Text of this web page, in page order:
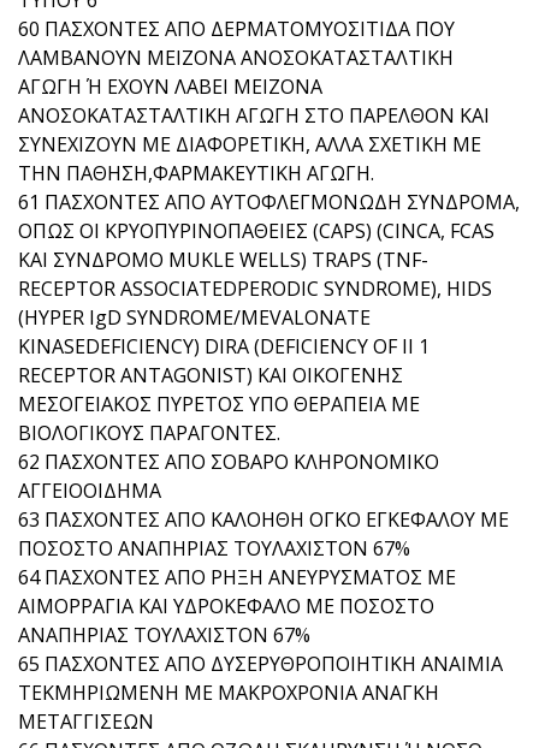
60 ΠΑΣΧΟΝΤΕΣ ΑΠΟ ΔΕΡΜΑΤΟΜΥΟΣΙΤΙΔΑ ΠΟΥ
ΛΑΜΒΑΝΟΥΝ ΜΕΙΖΟΝΑ ΑΝΟΣΟΚΑΤΑΣΤΑΛΤΙΚΗ
ΑΓΩΓΗ Ή ΕΧΟΥΝ ΛΑΒΕΙ ΜΕΙΖΟΝΑ
ΑΝΟΣΟΚΑΤΑΣΤΑΛΤΙΚΗ ΑΓΩΓΗ ΣΤΟ ΠΑΡΕΛΘΟΝ ΚΑΙ
ΣΥΝΕΧΙΖΟΥΝ ΜΕ ΔΙΑΦΟΡΕΤΙΚΗ, ΑΛΛΑ ΣΧΕΤΙΚΗ ΜΕ
ΤΗΝ ΠΑΘΗΣΗ,ΦΑΡΜΑΚΕΥΤΙΚΗ ΑΓΩΓΗ.
61 ΠΑΣΧΟΝΤΕΣ ΑΠΟ ΑΥΤΟΦΛΕΓΜΟΝΩΔΗ ΣΥΝΔΡΟΜΑ,
ΟΠΩΣ ΟΙ ΚΡΥΟΠΥΡΙΝΟΠΑΘΕΙΕΣ (CAPS) (CINCA, FCAS
ΚΑΙ ΣΥΝΔΡΟΜΟ MUKLE WELLS) TRAPS (TNF-
RECEPTOR ASSOCIATEDPERODIC SYNDROME), HIDS
(HYPER IgD SYNDROME/MEVALONATE
KINASEDEFICIENCY) DIRA (DEFICIENCY OF II 1
RECEPTOR ANTAGONIST) ΚΑΙ ΟΙΚΟΓΕΝΗΣ
ΜΕΣΟΓΕΙΑΚΟΣ ΠΥΡΕΤΟΣ ΥΠΟ ΘΕΡΑΠΕΙΑ ΜΕ
ΒΙΟΛΟΓΙΚΟΥΣ ΠΑΡΑΓΟΝΤΕΣ.
62 ΠΑΣΧΟΝΤΕΣ ΑΠΟ ΣΟΒΑΡΟ ΚΛΗΡΟΝΟΜΙΚΟ
ΑΓΓΕΙΟΟΙΔΗΜΑ
63 ΠΑΣΧΟΝΤΕΣ ΑΠΟ ΚΑΛΟΗΘΗ ΟΓΚΟ ΕΓΚΕΦΑΛΟΥ ΜΕ
ΠΟΣΟΣΤΟ ΑΝΑΠΗΡΙΑΣ ΤΟΥΛΑΧΙΣΤΟΝ 67%
64 ΠΑΣΧΟΝΤΕΣ ΑΠΟ ΡΗΞΗ ΑΝΕΥΡΥΣΜΑΤΟΣ ΜΕ
ΑΙΜΟΡΡΑΓΙΑ ΚΑΙ ΥΔΡΟΚΕΦΑΛΟ ΜΕ ΠΟΣΟΣΤΟ
ΑΝΑΠΗΡΙΑΣ ΤΟΥΛΑΧΙΣΤΟΝ 67%
65 ΠΑΣΧΟΝΤΕΣ ΑΠΟ ΔΥΣΕΡΥΘΡΟΠΟΙΗΤΙΚΗ ΑΝΑΙΜΙΑ
ΤΕΚΜΗΡΙΩΜΕΝΗ ΜΕ ΜΑΚΡΟΧΡΟΝΙΑ ΑΝΑΓΚΗ
ΜΕΤΑΓΓΙΣΕΩΝ